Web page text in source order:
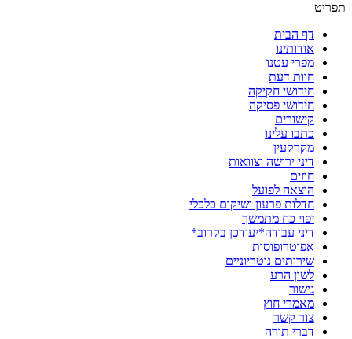
תפריט
דף הבית
אודותינו
מפרי עטנו
חוות דעת
חידושי חקיקה
חידושי פסיקה
קישורים
כתבו עלינו
מקרקעין
דיני ירושה וצוואות
חוזים
הוצאה לפועל
חדלות פרעון ושיקום כלכלי
יפוי כח מתמשך
דיני עבודה*יעודכן בקרוב*
אפוטרופוסות
שירותים נוטריוניים
לשון הרע
גישור
מאמרי חוץ
צור קשר
דברי תורה